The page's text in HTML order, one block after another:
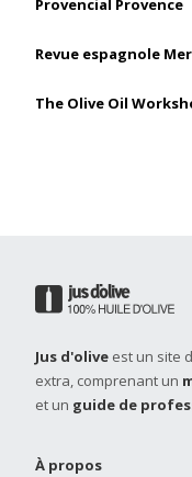
Provencial Provence
Revue espagnole
The Olive Oil
Jus d'olive est un site
extra, comprenant un
et un guide de
À propos